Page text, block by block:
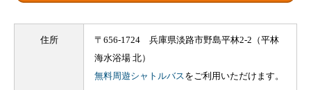
住所
〒656-1724 兵庫県淡路市野島平林2-2（平林
海水浴場 北）
無料周遊シャトルバスをご利用いただけます。